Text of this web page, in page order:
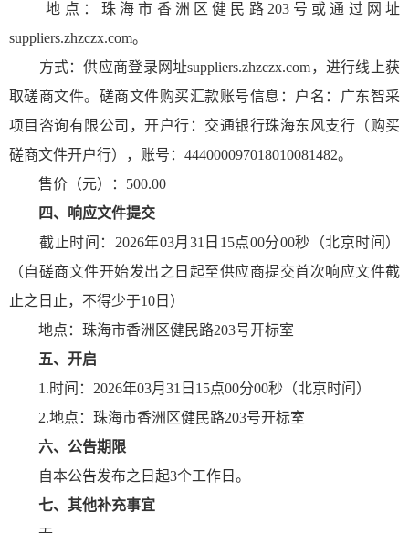
地点：珠海市香洲区健民路203号或通过网址
suppliers.zhzczx.com。
方式：供应商登录网址suppliers.zhzczx.com，进行线上获
取磋商文件。磋商文件购买汇款账号信息：户名：广东智采
项目咨询有限公司，开户行：交通银行珠海东风支行（购买
磋商文件开户行），账号：444000097018010081482。
售价（元）：500.00
四、
响应文件提交
截止时间：2026年03月31日15点00分00秒（北京时间）
（自磋商文件开始发出之日起至供应商提交首次响应文件截
止之日止，不得少于10日）
地点：珠海市香洲区健民路203号开标室
五、 开启
1.时间：2026年03月31日15点00分00秒（北京时间）
2.地点：珠海市香洲区健民路203号开标室
六、 公告期限
自本公告发布之日起3个工作日。
七、 其他补充事宜